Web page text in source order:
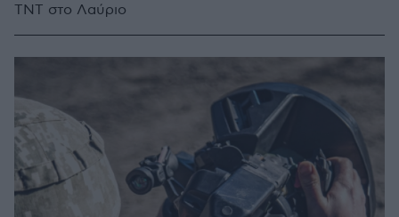
ΤΝΤ στο Λαύριο